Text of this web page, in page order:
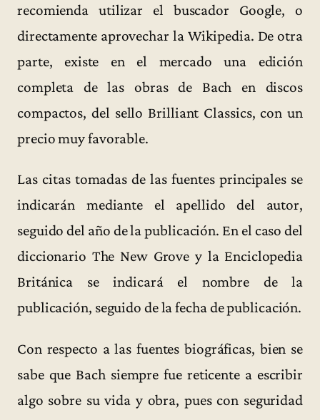
recomienda utilizar el buscador Google, o
directamente aprovechar la Wikipedia. De otra
parte, existe en el mercado una edición
completa de las obras de Bach en discos
compactos, del sello Brilliant Classics, con un
precio muy favorable.
Las citas tomadas de las fuentes principales se
indicarán mediante el apellido del autor,
seguido del año de la publicación. En el caso del
diccionario The New Grove y la Enciclopedia
Británica se indicará el nombre de la
publicación, seguido de la fecha de publicación.
Con respecto a las fuentes biográficas, bien se
sabe que Bach siempre fue reticente a escribir
algo sobre su vida y obra, pues con seguridad